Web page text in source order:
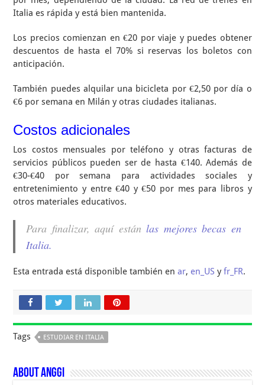
Italia es rápida y está bien mantenida.
Los precios comienzan en €20 por viaje y puedes obtener
descuentos de hasta el 70% si reservas los boletos con
anticipación.
También puedes alquilar una bicicleta por €2,50 por día o
€6 por semana en Milán y otras ciudades italianas.
Costos adicionales
Los costos mensuales por teléfono y otras facturas de
servicios públicos pueden ser de hasta €140. Además de
€30-€40 por semana para actividades sociales y
entretenimiento y entre €40 y €50 por mes para libros y
otros materiales educativos.
Para finalizar, aquí estánlas mejores becas en
Italia.
Esta entrada está disponible también enar, en_US yfr_FR.
Tags ESTUDIAR EN ITALIA
About Anggi